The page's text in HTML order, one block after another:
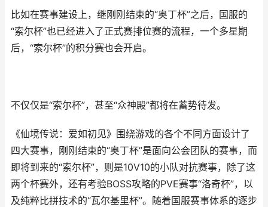
比如在赛事建设上，继刚刚结束的“奥丁杯”之后，国服的
“索尔杯”也已经进入了正式赛排位赛的流程，一个多星期
后，“索尔杯”的积分赛也会开启。
不仅仅是“索尔杯”，甚至“众神殿”都将在蓄势待发。
《仙境传说：爱如初见》围绕游戏的各个不同方面设计了
四大赛事，刚刚结束的“奥丁杯”是面向公会团队的赛事，而
即将到来的“索尔杯”，则是10V10的小队对抗赛事，除了这
两个杯赛外，还有考验BOSS攻略的PVE赛事“洛奇杯”，以
及纯粹比拼技术的“瓦尔基里杯”。随着国服赛事体系的逐步